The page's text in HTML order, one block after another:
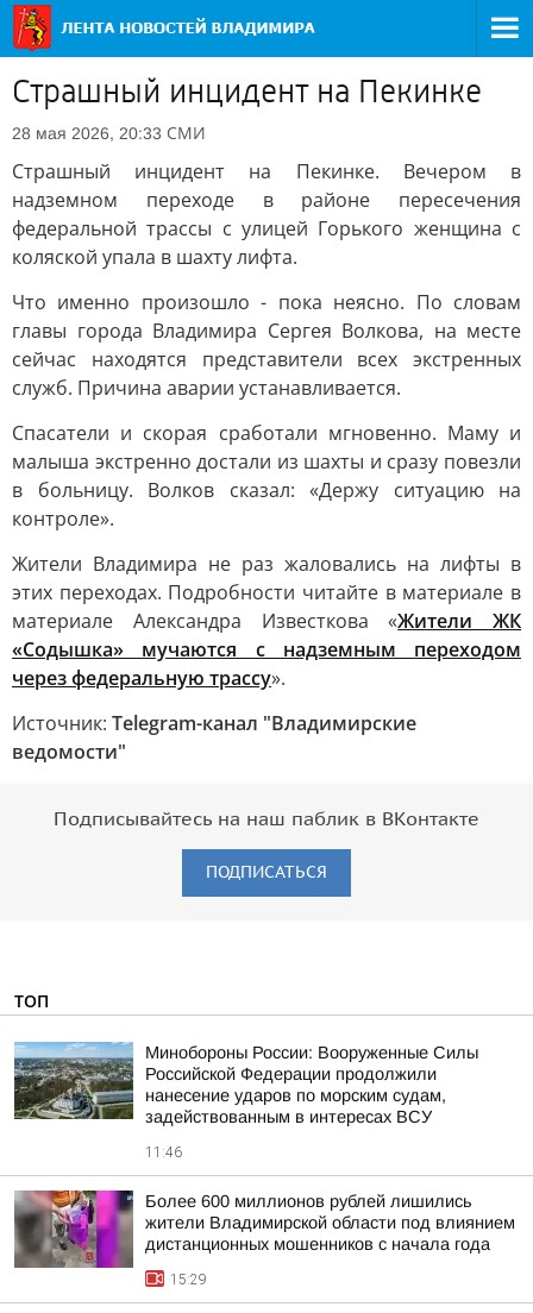
Страшный инцидент на Пекинке
28 мая 2026, 20:33 СМИ
Страшный инцидент на Пекинке. Вечером в
надземном переходе в районе пересечения
федеральной трассы с улицей Горького женщина с
коляской упала в шахту лифта.
Что именно произошло - пока неясно. По словам
главы города Владимира Сергея Волкова, на месте
сейчас находятся представители всех экстренных
служб. Причина аварии устанавливается.
Спасатели и скорая сработали мгновенно. Маму и
малыша экстренно достали из шахты и сразу повезли
в больницу. Волков сказал: «Держу ситуацию на
контроле».
Жители Владимира не раз жаловались на лифты в
этих переходах. Подробности читайте в материале в
материале Александра Известкова «Жители ЖК
«Содышка» мучаются с надземным переходом
через федеральную трассу».
Источник: Telegram-канал "Владимирские
ведомости"
Подписывайтесь на наш паблик в ВКонтакте
ПОДПИСАТЬСЯ
ТОП
Минобороны России: Вооруженные Силы
Российской Федерации продолжили
нанесение ударов по морским судам,
задействованным в интересах ВСУ
11:46
Более 600 миллионов рублей лишились
жители Владимирской области под влиянием
дистанционных мошенников с начала года
15:29